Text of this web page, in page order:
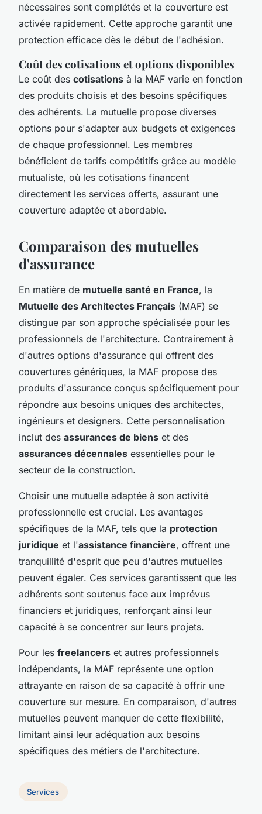
nécessaires sont complétés et la couverture est
activée rapidement. Cette approche garantit une
protection efficace dès le début de l'adhésion.
Coût des cotisations et options disponibles
Le coût des cotisations à la MAF varie en fonction
des produits choisis et des besoins spécifiques
des adhérents. La mutuelle propose diverses
options pour s'adapter aux budgets et exigences
de chaque professionnel. Les membres
bénéficient de tarifs compétitifs grâce au modèle
mutualiste, où les cotisations financent
directement les services offerts, assurant une
couverture adaptée et abordable.
Comparaison des mutuelles
d'assurance
En matière de mutuelle santé en France, la
Mutuelle des Architectes Français (MAF) se
distingue par son approche spécialisée pour les
professionnels de l'architecture. Contrairement à
d'autres options d'assurance qui offrent des
couvertures génériques, la MAF propose des
produits d'assurance conçus spécifiquement pour
répondre aux besoins uniques des architectes,
ingénieurs et designers. Cette personnalisation
inclut des assurances de biens et des
assurances décennales essentielles pour le
secteur de la construction.
Choisir une mutuelle adaptée à son activité
professionnelle est crucial. Les avantages
spécifiques de la MAF, tels que la protection
juridique et l'assistance financière, offrent une
tranquillité d'esprit que peu d'autres mutuelles
peuvent égaler. Ces services garantissent que les
adhérents sont soutenus face aux imprévus
financiers et juridiques, renforçant ainsi leur
capacité à se concentrer sur leurs projets.
Pour les freelancers et autres professionnels
indépendants, la MAF représente une option
attrayante en raison de sa capacité à offrir une
couverture sur mesure. En comparaison, d'autres
mutuelles peuvent manquer de cette flexibilité,
limitant ainsi leur adéquation aux besoins
spécifiques des métiers de l'architecture.
Services